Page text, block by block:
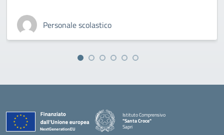
Personale scolastico
Istituto Comprensivo
"Santa Croce"
Sapri
— Visita la pagina iniziale della scuola